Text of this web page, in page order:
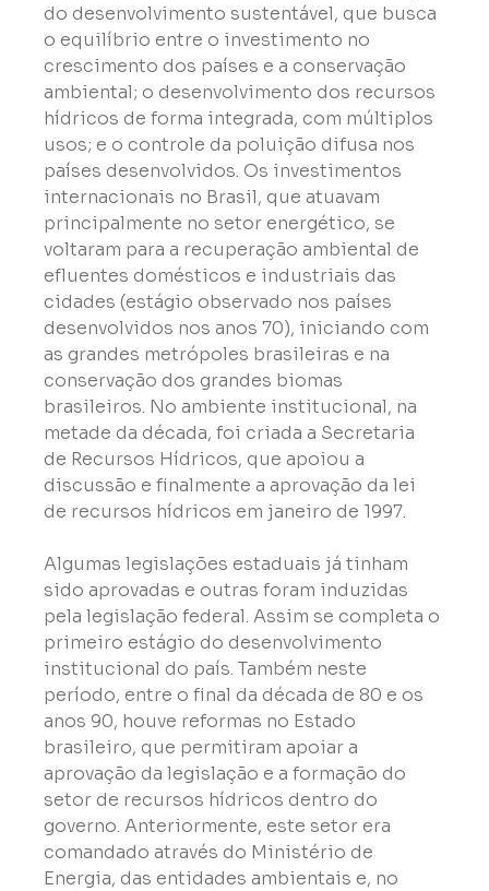
do desenvolvimento sustentável, que busca
o equilíbrio entre o investimento no
crescimento dos países e a conservação
ambiental; o desenvolvimento dos recursos
hídricos de forma integrada, com múltiplos
usos; e o controle da poluição difusa nos
países desenvolvidos. Os investimentos
internacionais no Brasil, que atuavam
principalmente no setor energético, se
voltaram para a recuperação ambiental de
efluentes domésticos e industriais das
cidades (estágio observado nos países
desenvolvidos nos anos 70), iniciando com
as grandes metrópoles brasileiras e na
conservação dos grandes biomas
brasileiros. No ambiente institucional, na
metade da década, foi criada a Secretaria
de Recursos Hídricos, que apoiou a
discussão e finalmente a aprovação da lei
de recursos hídricos em janeiro de 1997.
Algumas legislações estaduais já tinham
sido aprovadas e outras foram induzidas
pela legislação federal. Assim se completa o
primeiro estágio do desenvolvimento
institucional do país. Também neste
período, entre o final da década de 80 e os
anos 90, houve reformas no Estado
brasileiro, que permitiram apoiar a
aprovação da legislação e a formação do
setor de recursos hídricos dentro do
governo. Anteriormente, este setor era
comandado através do Ministério de
Energia, das entidades ambientais e, no